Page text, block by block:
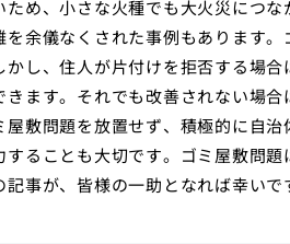
め、小さな火種でも大火災につ
余儀なくされた事例もあります
し、住人が片付けを拒否する場
ます。それでも改善されない場
敷問題を放置せず、積極的に自
ることも大切です。ゴミ屋敷問
事が、皆様の一助となれば幸いで